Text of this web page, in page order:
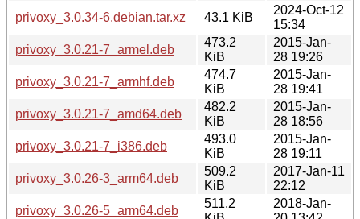
privoxy_3.0.34-6.debian.tar.xz
43.1 KiB
2024-Oct-12
15:34
privoxy_3.0.21-7_armel.deb
473.2
KiB
2015-Jan-
28 19:26
privoxy_3.0.21-7_armhf.deb
474.7
KiB
2015-Jan-
28 19:41
privoxy_3.0.21-7_amd64.deb
482.2
KiB
2015-Jan-
28 18:56
privoxy_3.0.21-7_i386.deb
493.0
KiB
2015-Jan-
28 19:11
privoxy_3.0.26-3_arm64.deb
509.2
KiB
2017-Jan-11
22:12
privoxy_3.0.26-5_arm64.deb
511.2
2018-Jan-